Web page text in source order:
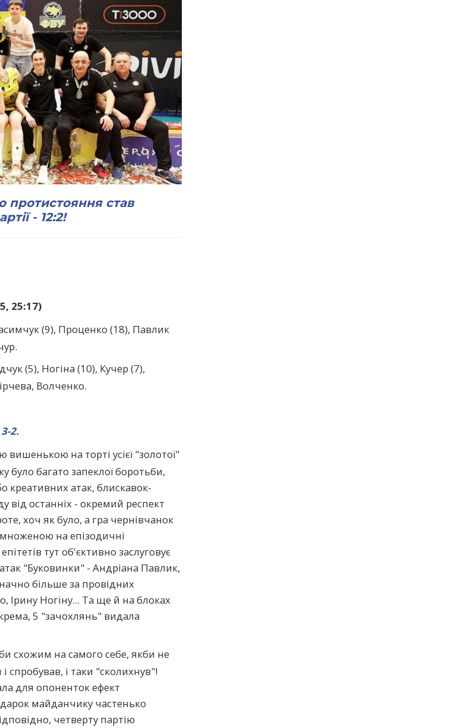
протистояння став
- 12:2!
25:17)
(9), Проценко (18), Павлик
(5), Ногіна (10), Кучер (7),
Волченко.
2.
на торті усієї "золотої"
було багато запеклої боротьби,
креативних атак, блискавок-
від останніх - окремий респект
хоч як було, а гра чернівчанок
на епізодичні
тут об'єктивно заслуговує
"Буковинки" - Андріана Павлик,
більше за провідних
Ногіну... Та ще й на блоках
5 "зачохлянь" видала
схожим на самого себе, якби не
спробував, і таки "сколихнув"!
для опоненток ефект
майданчику частенько
четверту партію